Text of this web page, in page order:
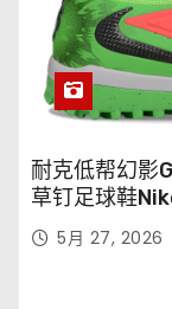
耐克低帮幻影
草钉足球鞋
5月 27, 2026